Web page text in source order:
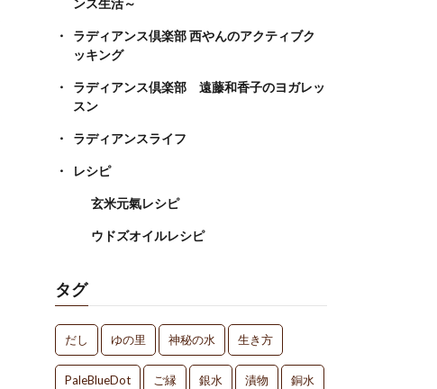
ンス生活～
ラディアンス倶楽部 西やんのアクティブク
ッキング
ラディアンス倶楽部 遠藤和香子のヨガレッ
スン
ラディアンスライフ
レシピ
玄米元氣レシピ
ウドズオイルレシピ
タグ
だし ゆの里 神秘の水 生き方
PaleBlueDot ご縁 銀水 漬物 銅水